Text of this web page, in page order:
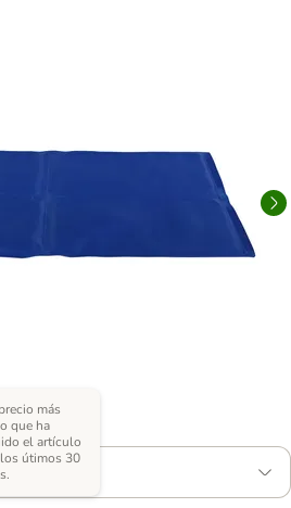
más
que ha
el artículo
útimos 30